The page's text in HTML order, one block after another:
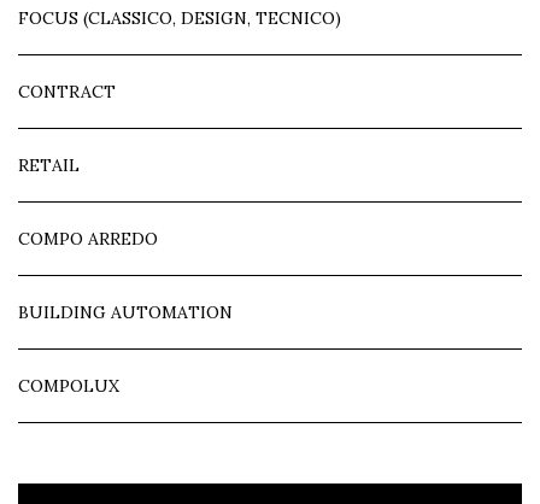
FOCUS (CLASSICO, DESIGN, TECNICO)
CONTRACT
RETAIL
COMPO ARREDO
BUILDING AUTOMATION
COMPOLUX